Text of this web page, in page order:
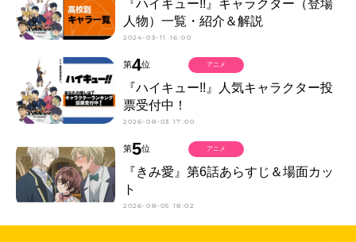
『ハイキュー!!』キャラクター（登場
人物）一覧・紹介＆解説
2024-03-11 16:00
第4位
『ハイキュー!!』人気キャラクター投
票受付中！
2026-08-03 17:00
アニメ
第5位
『きみ愛』第6話あらすじ＆場面カッ
ト
2026-08-05 18:02
アニメ